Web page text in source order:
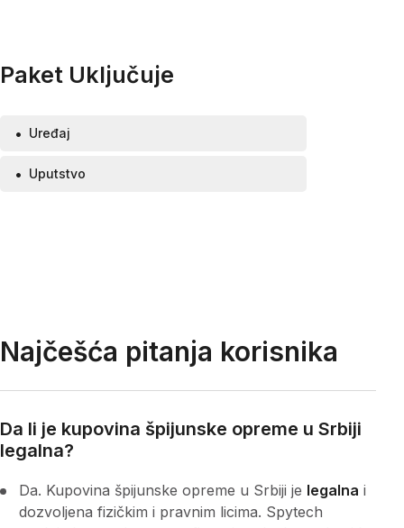
Paket Uključuje
Uređaj
Uputstvo
Najčešća pitanja korisnika
Da li je kupovina špijunske opreme u Srbiji
legalna?
Da. Kupovina špijunske opreme u Srbiji je legalna i
dozvoljena fizičkim i pravnim licima. Spytech